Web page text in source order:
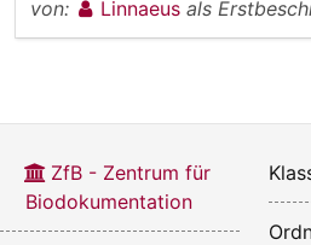
von:
Linnaeus als
ZfB - Zentrum für
Biodokumentation